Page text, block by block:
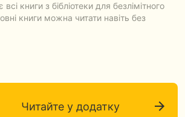
всі книги з бібліотеки для безлімітного
книги можна читати навіть без
Читайте у додатку